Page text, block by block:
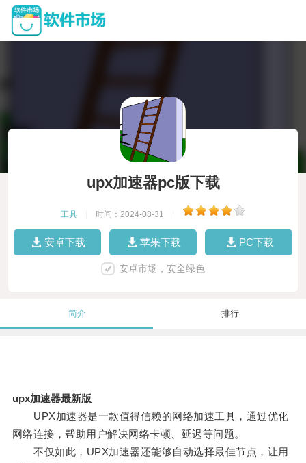
upx加速器pc版下载
工具 时间：2024-08-31
安卓下载 苹果下载 PC下载
安卓市场，安全绿色
简介 排行
upx加速器最新版
UPX加速器是一款值得信赖的网络加速工具，通过优化
网络连接，帮助用户解决网络卡顿、延迟等问题。
不仅如此，UPX加速器还能够自动选择最佳节点，让用